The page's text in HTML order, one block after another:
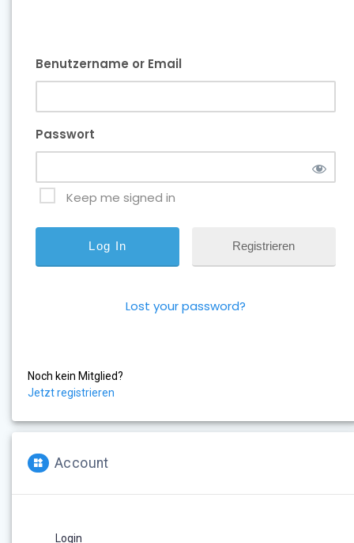
Benutzername or Email
Passwort
Keep me signed in
Registrieren
Lost your password?
Noch kein Mitglied?
Jetzt registrieren
Account
Login